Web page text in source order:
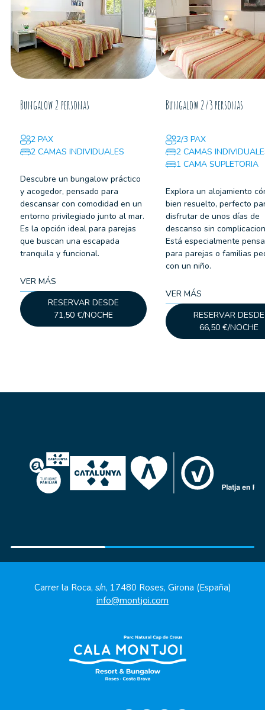
Bungalow 2 personas
2 PAX
2 CAMAS INDIVIDUALES
Descubre un bungalow práctico
y acogedor, pensado para
descansar con comodidad en un
entorno privilegiado junto al mar.
Es la opción ideal para parejas
que buscan una escapada
tranquila y funcional.
VER MÁS
RESERVAR DESDE
71,50 €/NOCHE
Bungalow 2/3 personas
2/3 PAX
2 CAMAS
1 CAMA SUPLETORIA
Explora un alojamiento
bien resuelto, perfecto
disfrutar de unos días de
descanso sin
Está especialmente
para parejas o familias
con un niño.
VER MÁS
RESERVAR DESDE
66,50 €/NOCHE
Carrer la Roca, s/n, 17480 Roses, Girona (España)
info@montjoi.com